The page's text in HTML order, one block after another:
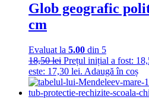
Glob geografic
cm
Evaluat la 5.00 din 5
18,50lei Prețul inițial a fost:
este: 17,30 lei. Adaugă în coș